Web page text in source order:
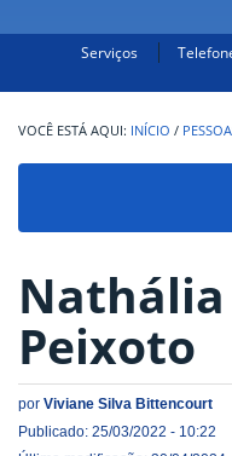
Serviços
INÍCIO /
Peixoto
por Viviane Silva Bittencourt
Publicado: 25/03/2022 - 10:22